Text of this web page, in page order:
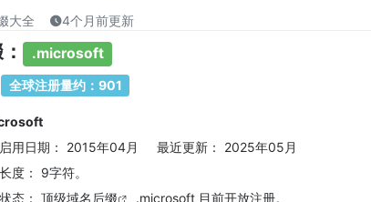
大全 4个月前更新
.microsoft
全球注册量约：901
启用日期： 2015年04月 最近更新： 2025年05月
度： 9字符。
态： 顶级域名后缀
.microsoft 目前开放注册。